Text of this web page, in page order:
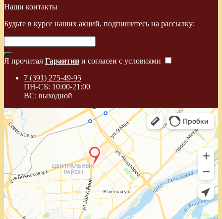
Наши контакты
Будьте в курсе наших акций, подпишитесь на рассылку:
Я прочитал Гарантии и согласен с условиями
7 (391) 275-49-95
ПН-СБ: 10:00-21:00
ВС: выходной